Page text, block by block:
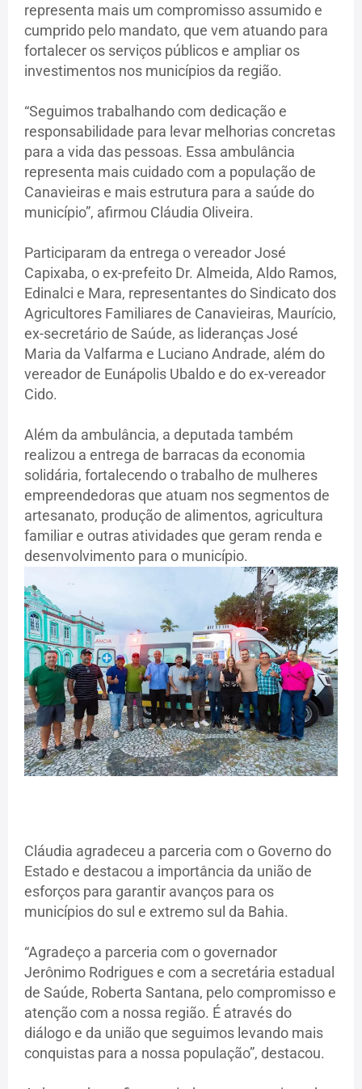
representa mais um compromisso assumido e
cumprido pelo mandato, que vem atuando para
fortalecer os serviços públicos e ampliar os
investimentos nos municípios da região.
“Seguimos trabalhando com dedicação e
responsabilidade para levar melhorias concretas
para a vida das pessoas. Essa ambulância
representa mais cuidado com a população de
Canavieiras e mais estrutura para a saúde do
município”, afirmou Cláudia Oliveira.
Participaram da entrega o vereador José
Capixaba, o ex-prefeito Dr. Almeida, Aldo Ramos,
Edinalci e Mara, representantes do Sindicato dos
Agricultores Familiares de Canavieiras, Maurício,
ex-secretário de Saúde, as lideranças José
Maria da Valfarma e Luciano Andrade, além do
vereador de Eunápolis Ubaldo e do ex-vereador
Cido.
Além da ambulância, a deputada também
realizou a entrega de barracas da economia
solidária, fortalecendo o trabalho de mulheres
empreendedoras que atuam nos segmentos de
artesanato, produção de alimentos, agricultura
familiar e outras atividades que geram renda e
desenvolvimento para o município.
Cláudia agradeceu a parceria com o Governo do
Estado e destacou a importância da união de
esforços para garantir avanços para os
municípios do sul e extremo sul da Bahia.
“Agradeço a parceria com o governador
Jerônimo Rodrigues e com a secretária estadual
de Saúde, Roberta Santana, pelo compromisso e
atenção com a nossa região. É através do
diálogo e da união que seguimos levando mais
conquistas para a nossa população”, destacou.